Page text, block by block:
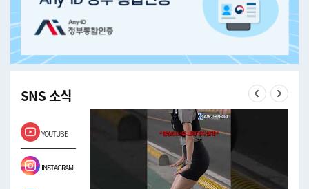
SNS 소식
YOUTUBE
INSTAGRAM
PreviousNext